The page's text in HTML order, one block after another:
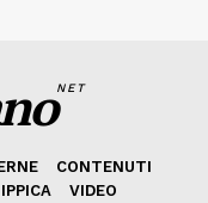
NET
CONTENUTI
IPPICA
VIDEO